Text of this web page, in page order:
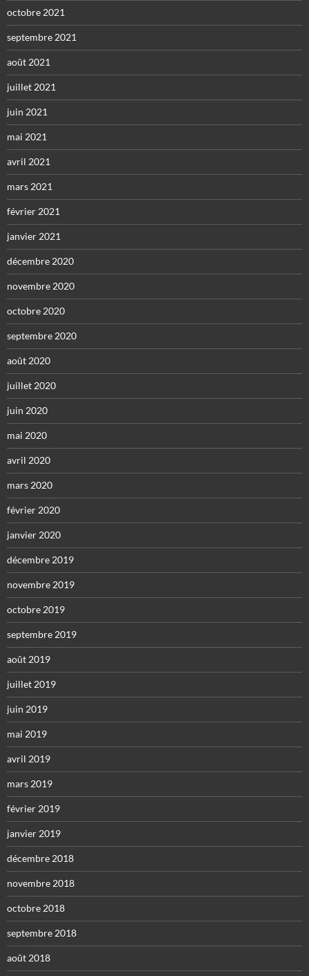
octobre 2021
septembre 2021
août 2021
juillet 2021
juin 2021
mai 2021
avril 2021
mars 2021
février 2021
janvier 2021
décembre 2020
novembre 2020
octobre 2020
septembre 2020
août 2020
juillet 2020
juin 2020
mai 2020
avril 2020
mars 2020
février 2020
janvier 2020
décembre 2019
novembre 2019
octobre 2019
septembre 2019
août 2019
juillet 2019
juin 2019
mai 2019
avril 2019
mars 2019
février 2019
janvier 2019
décembre 2018
novembre 2018
octobre 2018
septembre 2018
août 2018